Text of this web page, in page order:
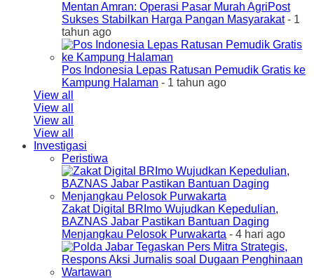
Mentan Amran: Operasi Pasar Murah AgriPost
Sukses Stabilkan Harga Pangan Masyarakat- 1
tahun ago
Pos Indonesia Lepas Ratusan Pemudik Gratis ke
Kampung Halaman - 1 tahun ago
View all
View all
View all
View all
Investigasi
Peristiwa
Zakat Digital BRImo Wujudkan Kepedulian,
BAZNAS Jabar Pastikan Bantuan Daging
Menjangkau Pelosok Purwakarta - 4 hari ago